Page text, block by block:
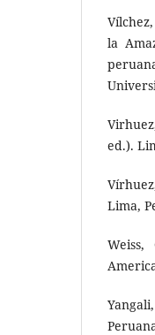
la
ed.).
Lima,